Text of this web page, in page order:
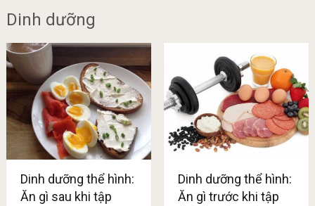
Dinh dưỡng
Dinh dưỡng thể hình:
Ăn gì sau khi tập
Dinh dưỡng thể hình:
Ăn gì trước khi tập